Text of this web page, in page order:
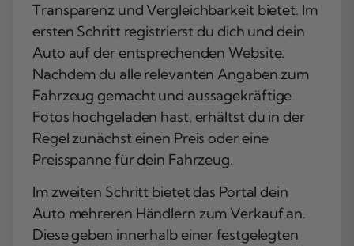
Transparenz und Vergleichbarkeit bietet. Im
ersten Schritt registrierst du dich und dein
Auto auf der entsprechenden Website.
Nachdem du alle relevanten Angaben zum
Fahrzeug gemacht und aussagekräftige
Fotos hochgeladen hast, erhältst du in der
Regel zunächst einen Preis oder eine
Preisspanne für dein Fahrzeug.
Im zweiten Schritt bietet das Portal dein
Auto mehreren Händlern zum Verkauf an.
Diese geben innerhalb einer festgelegten